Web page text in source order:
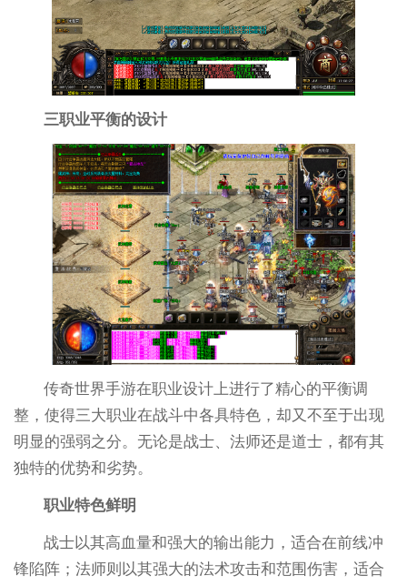
三职业平衡的设计
传奇世界手游在职业设计上进行了精心的平衡调
整，使得三大职业在战斗中各具特色，却又不至于出现
明显的强弱之分。无论是战士、法师还是道士，都有其
独特的优势和劣势。
职业特色鲜明
战士以其高血量和强大的输出能力，适合在前线冲
锋陷阵；法师则以其强大的法术攻击和范围伤害，适合